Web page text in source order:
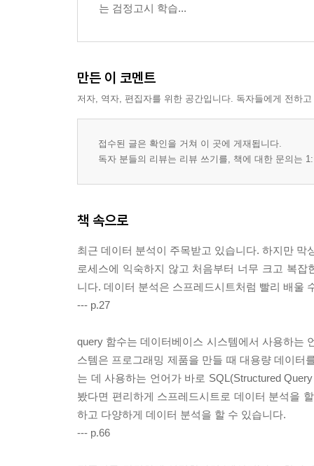
는 검정고시 학습...
만든 이 코멘트
저자, 역자, 편집자를 위한 공간입니다. 독자들에게 전하
접수된 글은 확인을 거쳐 이 곳에 게재됩니다.
독자 분들의 리뷰는 리뷰 쓰기를, 책에 대한 문의는
책 속으로
최근 데이터 분석이 주목받고 있습니다. 하지만
로세스에 익숙하지 않고 처음부터 너무 크고 복
니다. 데이터 분석은 스프레드시트처럼 빨리 배울
--- p.27
query 함수는 데이터베이스 시스템에서 사용하는
스템은 프로그래밍 제품을 만들 때 대용량 데이터
는 데 사용하는 언어가 바로 SQL(Structured
봤다면 편리하게 스프레드시트로 데이터 분석을
하고 다양하게 데이터 분석을 할 수 있습니다.
--- p.66